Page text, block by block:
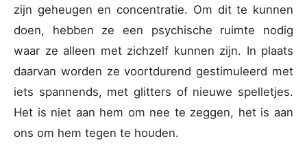
zijn geheugen en concentratie. Om dit te kunnen
doen, hebben ze een psychische ruimte nodig
waar ze alleen met zichzelf kunnen zijn. In plaats
daarvan worden ze voortdurend gestimuleerd met
iets spannends, met glitters of nieuwe spelletjes.
Het is niet aan hem om nee te zeggen, het is aan
ons om hem tegen te houden.